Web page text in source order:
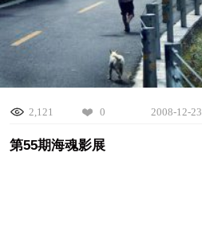
2,121 0 2008-12-23
第55期海魂影展